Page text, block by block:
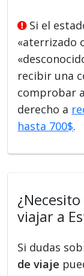
Si el
«aterrizado
recibir una
comprobar
derecho a
hasta 700$.
viajar a
Si dudas
de viaje